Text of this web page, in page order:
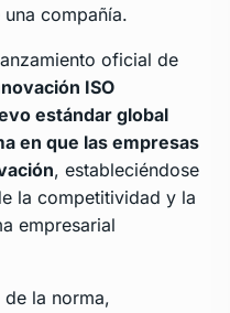
compañía.
oficial de
ISO
estándar global
en que las empresas
, estableciéndose
la competitividad y la
empresarial
la norma,